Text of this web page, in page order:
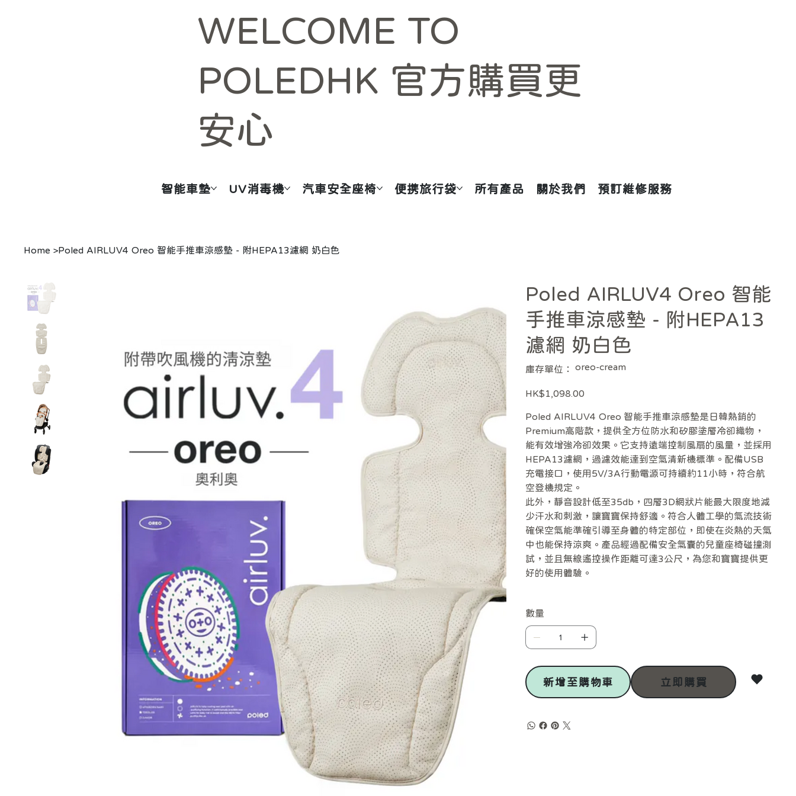
WELCOME TO
POLEDHK 官方購買更
安心
智能車墊 UV消毒機 汽車安全座椅 便携旅行袋 所有產品 關於我們 預訂維修服務
Home >Poled AIRLUV4 Oreo 智能手推車涼感墊 - 附HEPA13濾網 奶白色
Poled AIRLUV4 Oreo 智能
手推車涼感墊 - 附HEPA13
濾網 奶白色
庫存單位：
SKU
oreo-
oreo-cream
價
格
HK$1,098.00
Poled AIRLUV4 Oreo 智能手推車涼感墊是日韓熱銷的
Premium高階款，提供全方位防水和矽膠塗層冷卻織物，
能有效增強冷卻效果。它支持遠端控制風扇的風量，並採用
HEPA13濾網，過濾效能達到空氣清新機標準。配備USB
充電接口，使用5V/3A行動電源可持續約11小時，符合航
空登機規定。
此外，靜音設計低至35db，四層3D網狀片能最大限度地減
少汗水和刺激，讓寶寶保持舒適。符合人體工學的氣流技術
確保空氣能準確引導至身體的特定部位，即使在炎熱的天氣
中也能保持涼爽。產品經過配備安全氣囊的兒童座椅碰撞測
試，並且無線遙控操作距離可達3公尺，為您和寶寶提供更
好的使用體驗。
數量
新增至購物車 立即購買